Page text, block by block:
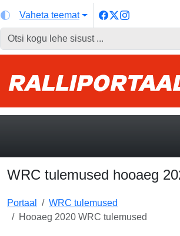
Vaheta teemat
WRC tulemused hooaeg
Portaal
WRC tulemused
Hooaeg 2020 WRC tulemused